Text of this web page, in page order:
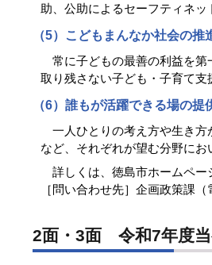
助、公助によるセーフティネッ
（5）こどもまんなか社会の推
常に子どもの最善の利益を第
取り残さない子ども・子育て支
（6）誰もが活躍できる場の提
一人ひとりの考え方や生き方
など、それぞれが望む分野にお
詳しくは、徳島市ホームペー
［問い合わせ先］企画政策課
2面・3面 令和7年度